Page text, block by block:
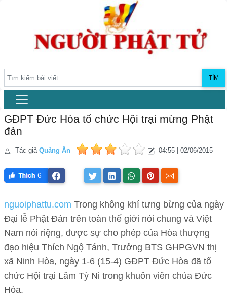
TÌM
GĐPT Đức Hòa tổ chức Hội trại mừng Phật
đản
Tác giả Quảng Ấn 04:55 | 02/06/2015
6
nguoiphattu.com Trong không khí tưng bừng của ngày
Đại lễ Phật Đản trên toàn thế giới nói chung và Việt
Nam nói riệng, được sự cho phép của Hòa thượng
đạo hiệu Thích Ngộ Tánh, Trưởng BTS GHPGVN thị
xã Ninh Hòa, ngày 1-6 (15-4) GĐPT Đức Hòa đã tổ
chức Hội trại Lâm Tỳ Ni trong khuôn viên chùa Đức
Hòa.